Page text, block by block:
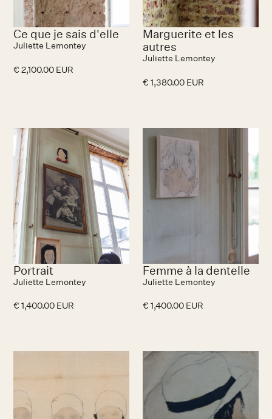
Ce que je sais d'elle
Juliette Lemontey
€ 2,100.00 EUR
Marguerite et les
autres
Juliette Lemontey
€ 1,380.00 EUR
Portrait
Juliette Lemontey
€ 1,400.00 EUR
Femme à la dentelle
Juliette Lemontey
€ 1,400.00 EUR